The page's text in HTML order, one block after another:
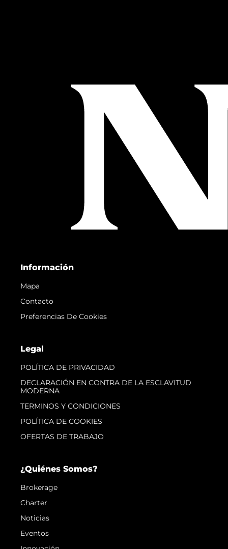
Información
Mapa
Contacto
Preferencias De Cookies
Legal
POLÍTICA DE PRIVACIDAD
DECLARACIÓN EN CONTRA DE LA ESCLAVITUD
MODERNA
TERMINOS Y CONDICIONES
POLÍTICA DE COOKIES
OFERTAS DE TRABAJO
¿Quiénes Somos?
Brokerage
Charter
Noticias
Eventos